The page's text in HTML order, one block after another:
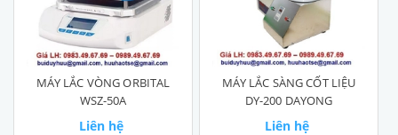
MÁY LẮC VÒNG ORBITAL
WSZ-50A
Liên hệ
MÁY LẮC SÀNG CỐT LIỆU
DY-200 DAYONG
Liên hệ